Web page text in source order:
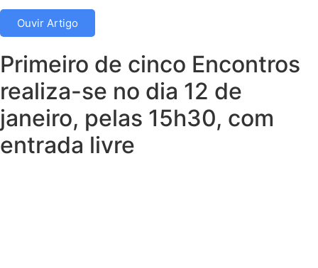
Ouvir Artigo
Primeiro de cinco Encontros
realiza-se no dia 12 de
janeiro, pelas 15h30, com
entrada livre